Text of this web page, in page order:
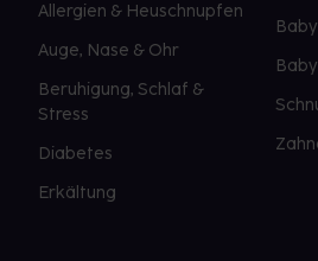
Allergien & Heuschnupfen
Auge, Nase & Ohr
Beruhigung, Schlaf &
Stress
Diabetes
Erkältung